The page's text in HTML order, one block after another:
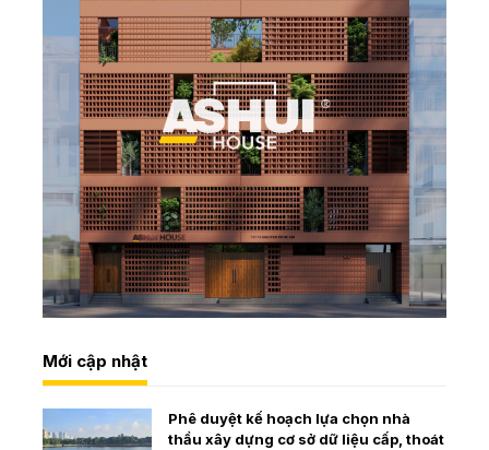
Mới cập nhật
Phê duyệt kế hoạch lựa chọn nhà
thầu xây dựng cơ sở dữ liệu cấp, thoát